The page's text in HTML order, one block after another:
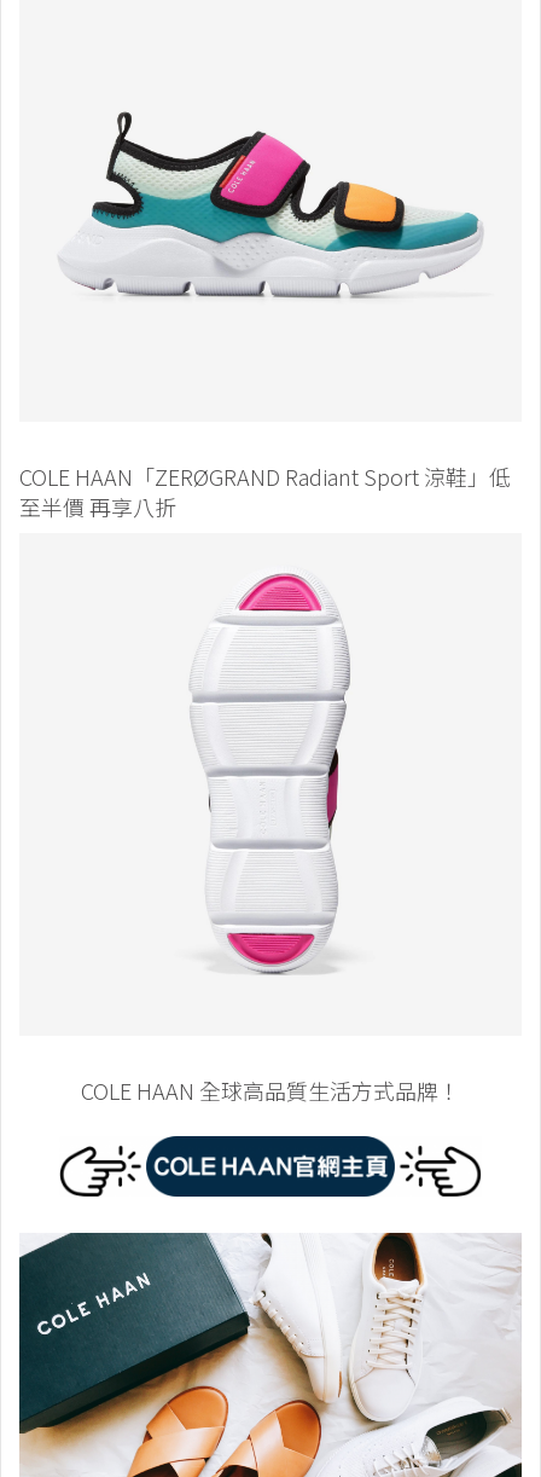
COLE HAAN「ZERØGRAND Radiant Sport 涼鞋」低
至半價 再享八折
COLE HAAN 全球高品質生活方式品牌！